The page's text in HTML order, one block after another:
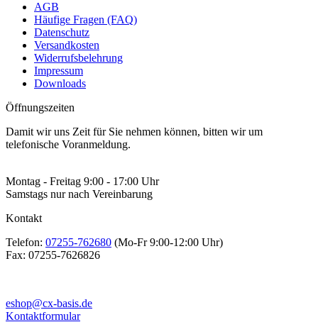
AGB
Häufige Fragen (FAQ)
Datenschutz
Versandkosten
Widerrufsbelehrung
Impressum
Downloads
Öffnungszeiten
Damit wir uns Zeit für Sie nehmen können, bitten wir um
telefonische Voranmeldung.
Montag - Freitag 9:00 - 17:00 Uhr
Samstags nur nach Vereinbarung
Kontakt
Telefon: 07255-762680 (Mo-Fr 9:00-12:00 Uhr)
Fax: 07255-7626826
eshop@cx-basis.de
Kontaktformular